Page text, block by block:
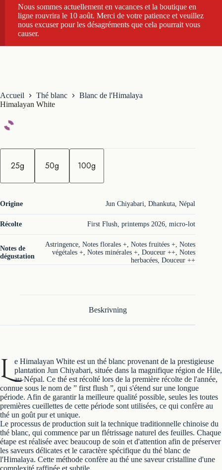
Nous sommes actuellement en vacances et la boutique en
ligne rouvrira le 10 août. Merci de votre patience et veuillez
nous excuser pour les désagréments que cela pourrait vous
causer.
Accueil Thé blanc
Blanc de l'Himalaya
Himalayan White
q
t
t
25g 50g 100g
Origine Jun Chiyabari, Dhankuta, Népal
Récolte First Flush, printemps 2026, micro-lot
Notes de
dégustation
Astringence, Notes florales +, Notes fruitées +, Notes
végétales +, Notes minérales +, Douceur ++, Notes
herbacées, Douceur ++
Beskrivning
L e Himalayan White est un thé blanc provenant de la prestigieuse
plantation Jun Chiyabari, située dans la magnifique région de Hile,
au Népal. Ce thé est récolté lors de la première récolte de l'année,
connue sous le nom de ” first flush ”, qui s'étend sur une longue
période. Afin de garantir la meilleure qualité possible, seules les toutes
premières cueillettes de cette période sont utilisées, ce qui confère au
thé un goût pur et unique.
Le processus de production suit la technique traditionnelle chinoise du
thé blanc, qui commence par un flétrissage naturel des feuilles. Chaque
étape est réalisée avec beaucoup de soin et d'attention afin de préserver
les saveurs délicates et le caractère spécifique du thé blanc de
l'Himalaya. Cette méthode confère au thé une saveur cristalline d'une